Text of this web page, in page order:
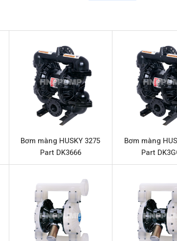
649030 là dòng bơm màng khí nén cao cấp từ
các loại chất lỏng trong môi trường công nghiệp
1050 Part 649030 là lựa chọn tối ưu cho các
1050 Part 649030
Bơm màng HUSKY 1050 Part
HUSKY 1050 Part 649030
HUSKY
Nhựa Polypropylene
189 L/phút
8.6 bar
Bơm màng HUSKY 3275
Part DK3666
Bơm màng
Part